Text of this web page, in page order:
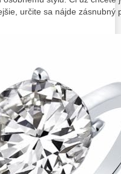
určite sa nájde zásnubný